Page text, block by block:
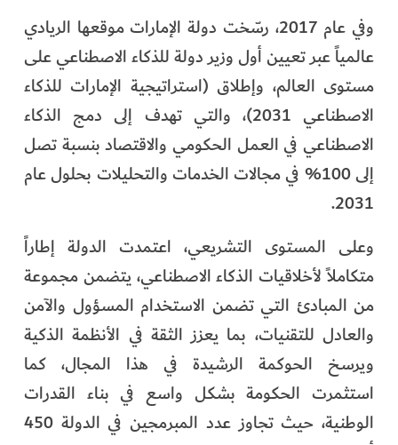
وفي عام 2017، رسّخت دولة الإمارات موقعها الريادي
عالمياً عبر تعيين أول وزير دولة للذكاء الاصطناعي على
مستوى العالم، وإطلاق (استراتيجية الإمارات للذكاء
الاصطناعي 2031)، والتي تهدف إلى دمج الذكاء
الاصطناعي في العمل الحكومي والاقتصاد بنسبة تصل
إلى 100% في مجالات الخدمات والتحليلات بحلول عام
2031.
وعلى المستوى التشريعي، اعتمدت الدولة إطاراً
متكاملاً لأخلاقيات الذكاء الاصطناعي، يتضمن مجموعة
من المبادئ التي تضمن الاستخدام المسؤول والآمن
والعادل للتقنيات، بما يعزز الثقة في الأنظمة الذكية
ويرسخ الحوكمة الرشيدة في هذا المجال، كما
استثمرت الحكومة بشكل واسع في بناء القدرات
الوطنية، حيث تجاوز عدد المبرمجين في الدولة 450